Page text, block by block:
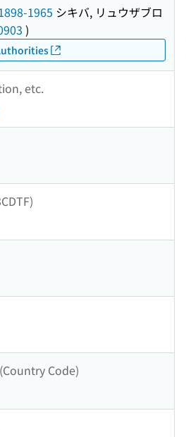
1965 シキバ, リュウザブロ
)
etc.
Code)